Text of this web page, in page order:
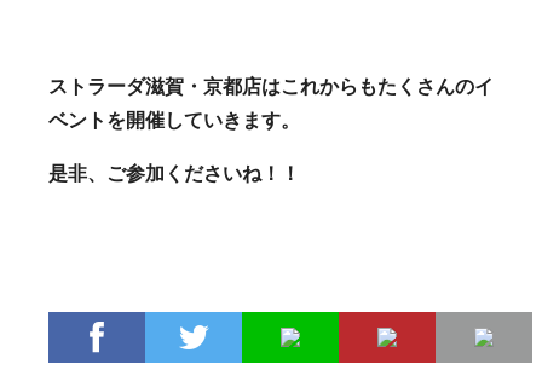
ストラーダ滋賀・京都店はこれからもたくさんのイ
ベントを開催していきます。
是非、ご参加くださいね！！